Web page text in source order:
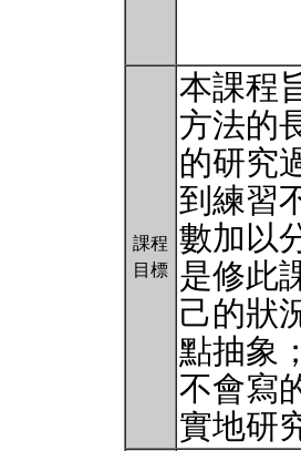
課程
目標
本課程
方法的
的研究
到練習
數加以
是修此
己的狀
點抽象
不會寫
實地研